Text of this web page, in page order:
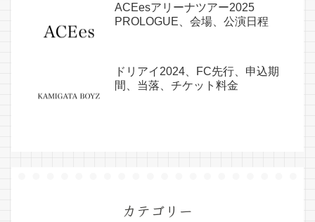
ACEesアリーナツアー2025
PROLOGUE、会場、公演日程
ドリアイ2024、FC先行、申込期
間、当落、チケット料金
カテゴリー